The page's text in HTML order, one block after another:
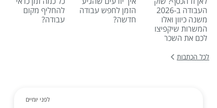
העבודה ב-2026
משנה כיוון ואלו
המשרות שיקפיצו
לכם את השכר
הזמן לחפש עבודה
חדשה?
להחליף מקום
עבודה?
לכל הכתבות
לפני יומיים